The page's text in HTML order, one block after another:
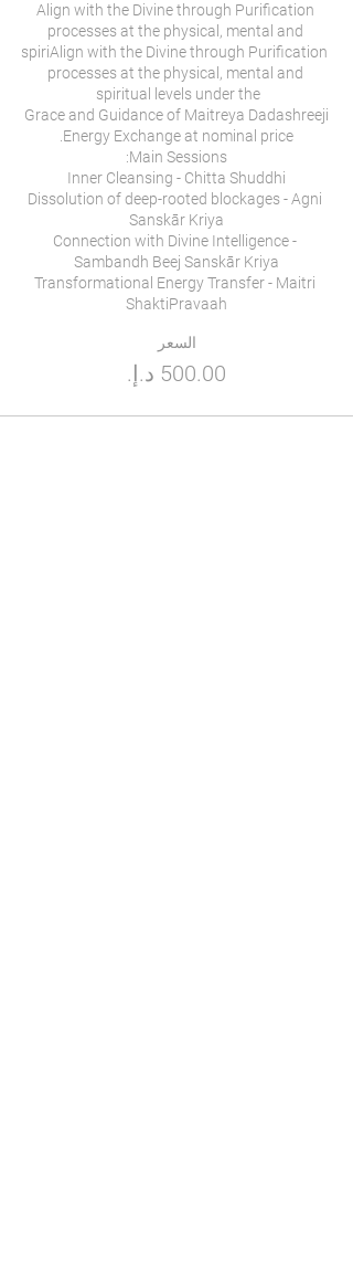
Align with the Divine through Purification
processes at the physical, mental and
spiriAlign with the Divine through Purification
processes at the physical, mental and
Dissolution of deep-rooted blockages - Agni
Connection with Divine Intelligence -
Transformational Energy Transfer - Maitri
ShaktiPravaah
السعر